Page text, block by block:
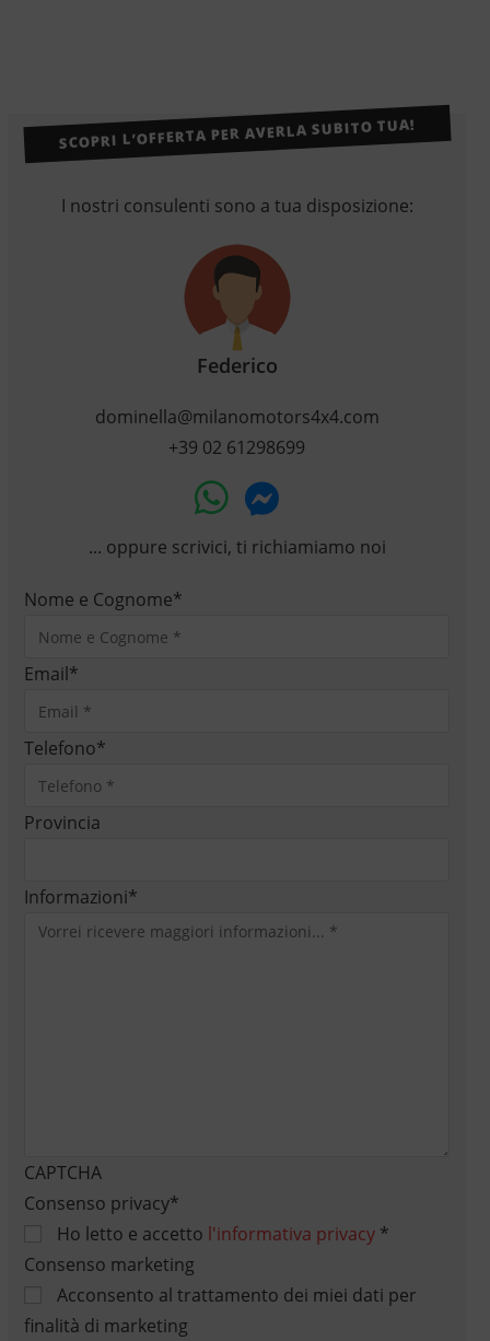
SCOPRI L’OFFERTA PER AVERLA SUBITO TUA!
I nostri consulenti sono a tua disposizione:
Federico
dominella@milanomotors4x4.com
+39 02 61298699
... oppure scrivici, ti richiamiamo noi
Nome e Cognome*
Email*
Telefono*
Provincia
Informazioni*
CAPTCHA
Consenso privacy*
Ho letto e accetto l'informativa privacy*
Consenso marketing
Acconsento al trattamento dei miei dati per
finalità di marketing